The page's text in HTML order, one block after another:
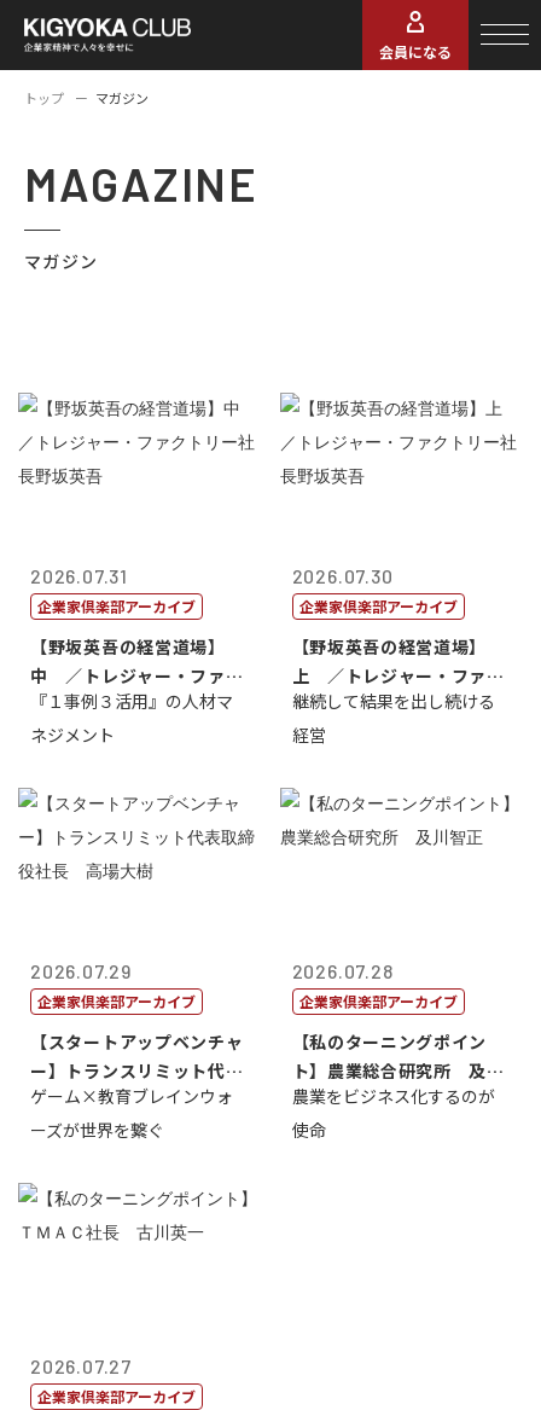
会員になる
トップ マガジン
MAGAZINE
マガジン
2026.07.31
企業家倶楽部アーカイブ
【野坂英吾の経営道場】
中 ／トレジャー・ファク
トリー社長野坂...
『１事例３活用』の人材マ
ネジメント
2026.07.30
企業家倶楽部アーカイブ
【野坂英吾の経営道場】
上 ／トレジャー・ファク
トリー社長野坂...
継続して結果を出し続ける
経営
2026.07.29
企業家倶楽部アーカイブ
【スタートアップベンチャ
ー】トランスリミット代表
取締役社長 ...
ゲーム×教育ブレインウォ
ーズが世界を繋ぐ
2026.07.28
企業家倶楽部アーカイブ
【私のターニングポイン
ト】農業総合研究所 及川
智正
農業をビジネス化するのが
使命
2026.07.27
企業家倶楽部アーカイブ